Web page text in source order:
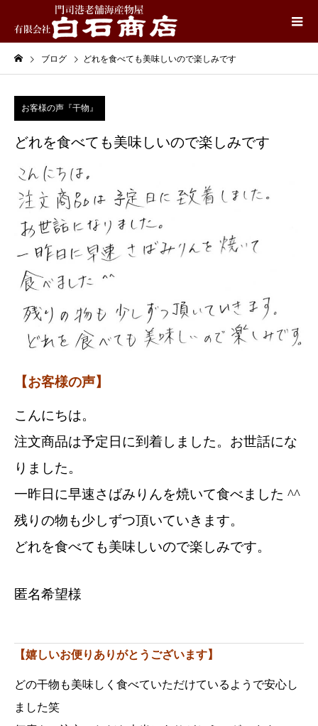
ブログ どれを食べても美味しいので楽しみです
お客様の声『干物』
どれを食べても美味しいので楽しみです
【お客様の声】
こんにちは。
注文商品は予定日に到着しました。お世話にな
りました。
一昨日に早速さばみりんを焼いて食べました ^^
残りの物も少しずつ頂いていきます。
どれを食べても美味しいので楽しみです。
匿名希望様
【嬉しいお便りありがとうございます】
どの干物も美味しく食べていただけているようで安心し
ました笑